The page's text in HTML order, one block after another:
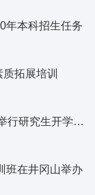
年本科招生任务
拓展培训
行研究生开学第
班在井冈山举办